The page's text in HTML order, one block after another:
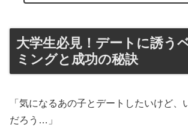
大学生必見！デートに誘う
ミングと成功の秘訣
「気になるあの子とデートしたいけど、
だろう…」